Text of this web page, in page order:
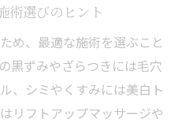
術選びのヒント
め、最適な施術を選ぶこと
黒ずみやざらつきには毛穴
、シミやくすみには美白ト
リフトアップマッサージや